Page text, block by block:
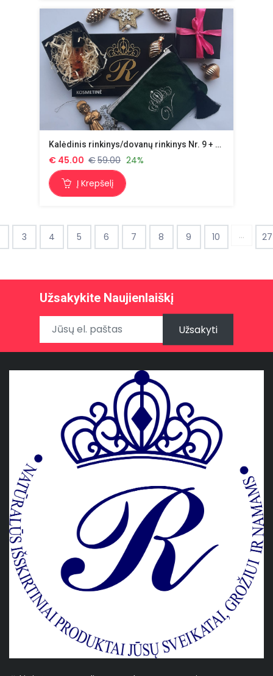
Kalėdinis rinkinys/dovanų rinkinys Nr. 9 + dovana
€ 45.00 €59.00 24%
Į Krepšelį
3 4 5 6 7 8 9 10 ... 27
Užsakykite Naujienlaiškį
Užsakyti